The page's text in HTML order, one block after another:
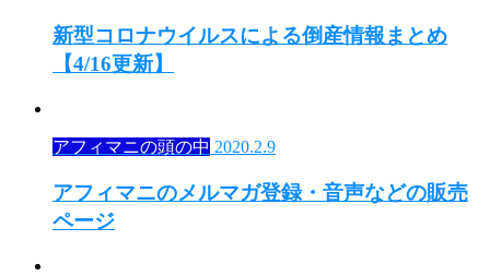
新型コロナウイルスによる倒産情報まとめ
【4/16更新】
アフィマニの頭の中 2020.2.9
アフィマニのメルマガ登録・音声などの販売
ページ